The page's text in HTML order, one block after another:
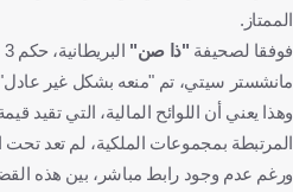
الممتاز.
فوفقا لصحيفة "ذا صن"
مانشستر سيتي، تم "منعه بشكل غير
وهذا يعني أن اللوائح المالية، التي تقيد
المرتبطة بمجموعات الملكية، لم تعد تحت